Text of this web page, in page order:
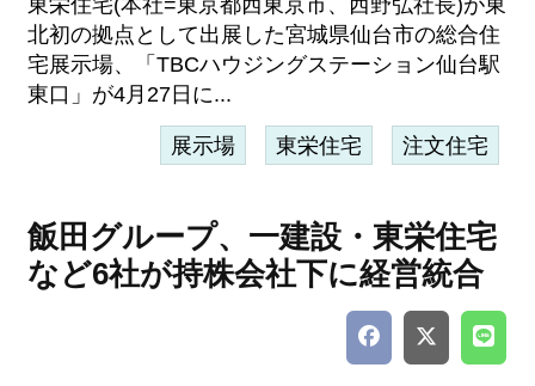
東栄住宅(本社=東京都西東京市、西野弘社長)が東
北初の拠点として出展した宮城県仙台市の総合住
宅展示場、「TBCハウジングステーション仙台駅
東口」が4月27日に...
展示場 東栄住宅 注文住宅
飯田グループ、一建設・東栄住宅
など6社が持株会社下に経営統合